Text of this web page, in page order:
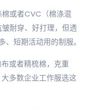
或者CVC（棉涤混
耐穿、好打理，但透
短期活动用的制服。
或者精梳棉，克重
多数企业工作服选这